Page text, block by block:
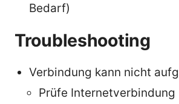
Bedarf)
Troubleshooting
Verbindung kann nicht
Prüfe Internetverbindung